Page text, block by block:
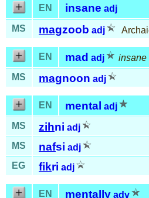
EN insane adj
MS
magzoob adj
EN mad adj
insane
MS
magnoon adj
EN mental adj
MS
zihni adj
MS nafsi adj
EG fikri adj
EN mentally adv